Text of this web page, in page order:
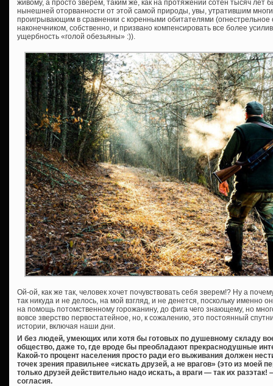
живому, а просто зверем, таким же, как на протяжении сотен тысяч лет
нынешней оторванности от этой самой природы, увы, утратившим
проигрывающим в сравнении с коренными обитателями (огнестрельное
наконечником, собственно, и призвано компенсировать все более
ущербность «голой обезьяны» :)).
Ой-ой, как же так, человек хочет почувствовать себя зверем!? Ну а
так никуда и не делось, на мой взгляд, и не денется, поскольку именно
на помощь потомственному горожанину, до фига чего знающему, но
вовсе зверство первостатейное, но, к сожалению, это постоянный
истории, включая наши дни.
И без людей, умеющих или хотя бы готовых по душевному складу
общество, даже то, где вроде бы преобладают прекраснодушные
Какой-то процент населения просто ради его выживания должен
точек зрения правильнее «искать друзей, а не врагов» (это из моей
только друзей действительно надо искать, а враги — так их
согласия.